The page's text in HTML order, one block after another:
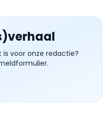
is voor onze redactie?